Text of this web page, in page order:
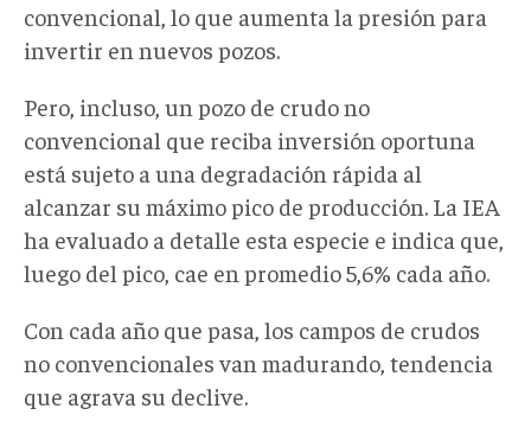
convencional, lo que aumenta la presión para
invertir en nuevos pozos.
Pero, incluso, un pozo de crudo no
convencional que reciba inversión oportuna
está sujeto a una degradación rápida al
alcanzar su máximo pico de producción. La IEA
ha evaluado a detalle esta especie e indica que,
luego del pico, cae en promedio 5,6% cada año.
Con cada año que pasa, los campos de crudos
no convencionales van madurando, tendencia
que agrava su declive.